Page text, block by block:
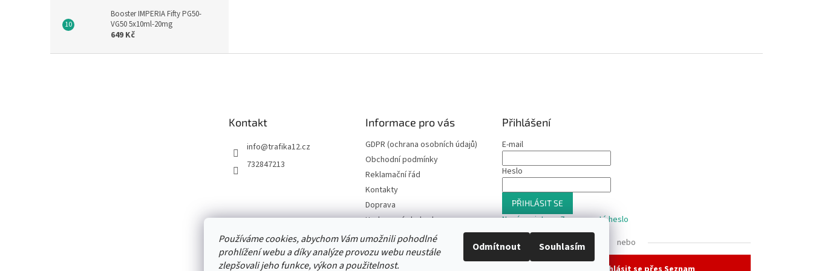
Používáme cookies, abychom Vám umožnili pohodlné
prohlížení webu a díky analýze provozu webu neustále
zlepšovali jeho funkce, výkon a použitelnost.
Odmítnout Souhlasím
Booster IMPERIA Fifty PG50-
VG50 5x10ml-20mg
649 Kč
Kontakt
info@trafika12.cz
732847213
Informace pro vás
GDPR (ochrana osobních údajů)
Obchodní podmínky
Reklamační řád
Kontakty
Doprava
Hodnocení obchodu
Slevový program
Moje objednávka
Přihlášení
E-mail
Heslo
PŘIHLÁSIT SE
Nová registraceZapomenuté heslo
nebo